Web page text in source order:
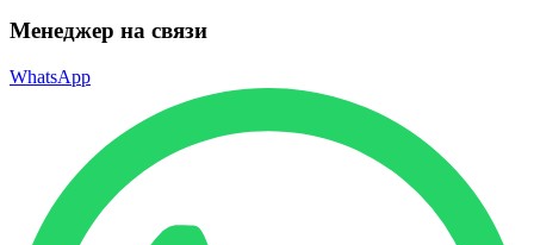
Менеджер на связи
WhatsApp